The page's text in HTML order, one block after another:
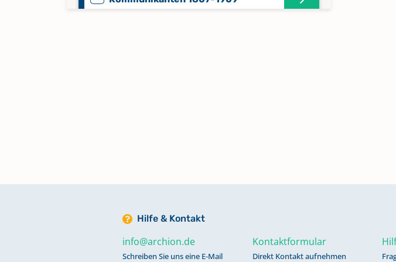
Trauungen 1573-1586, 1591-1624
Taufen 1859-1868
Taufen 1868-1878
Hilfe & Kontakt
info@archion.de
Schreiben Sie uns eine E-Mail
Kontaktformular
Direkt Kontakt aufnehmen